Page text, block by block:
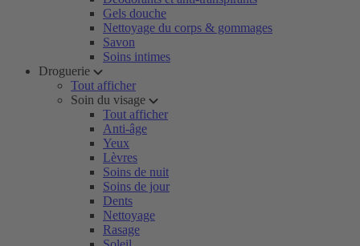
Gels douche
Nettoyage du corps & gommages
Savon
Soins intimes
Droguerie
Tout afficher
Soin du visage
Tout afficher
Anti-âge
Yeux
Lèvres
Soins de nuit
Soins de jour
Dents
Nettoyage
Rasage